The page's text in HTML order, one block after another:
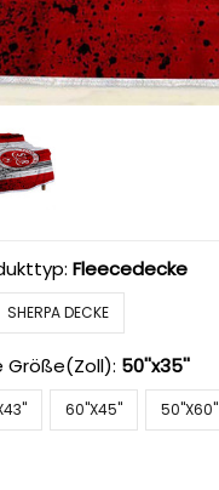
Fleecedecke
SHERPA DECKE
Größe(Zoll): 50''x35''
60''X45'' 50''X60''